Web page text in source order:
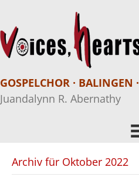
GOSPELCHOR · BALINGEN ·
Juandalynn R. Abernathy
Archiv für Oktober 2022